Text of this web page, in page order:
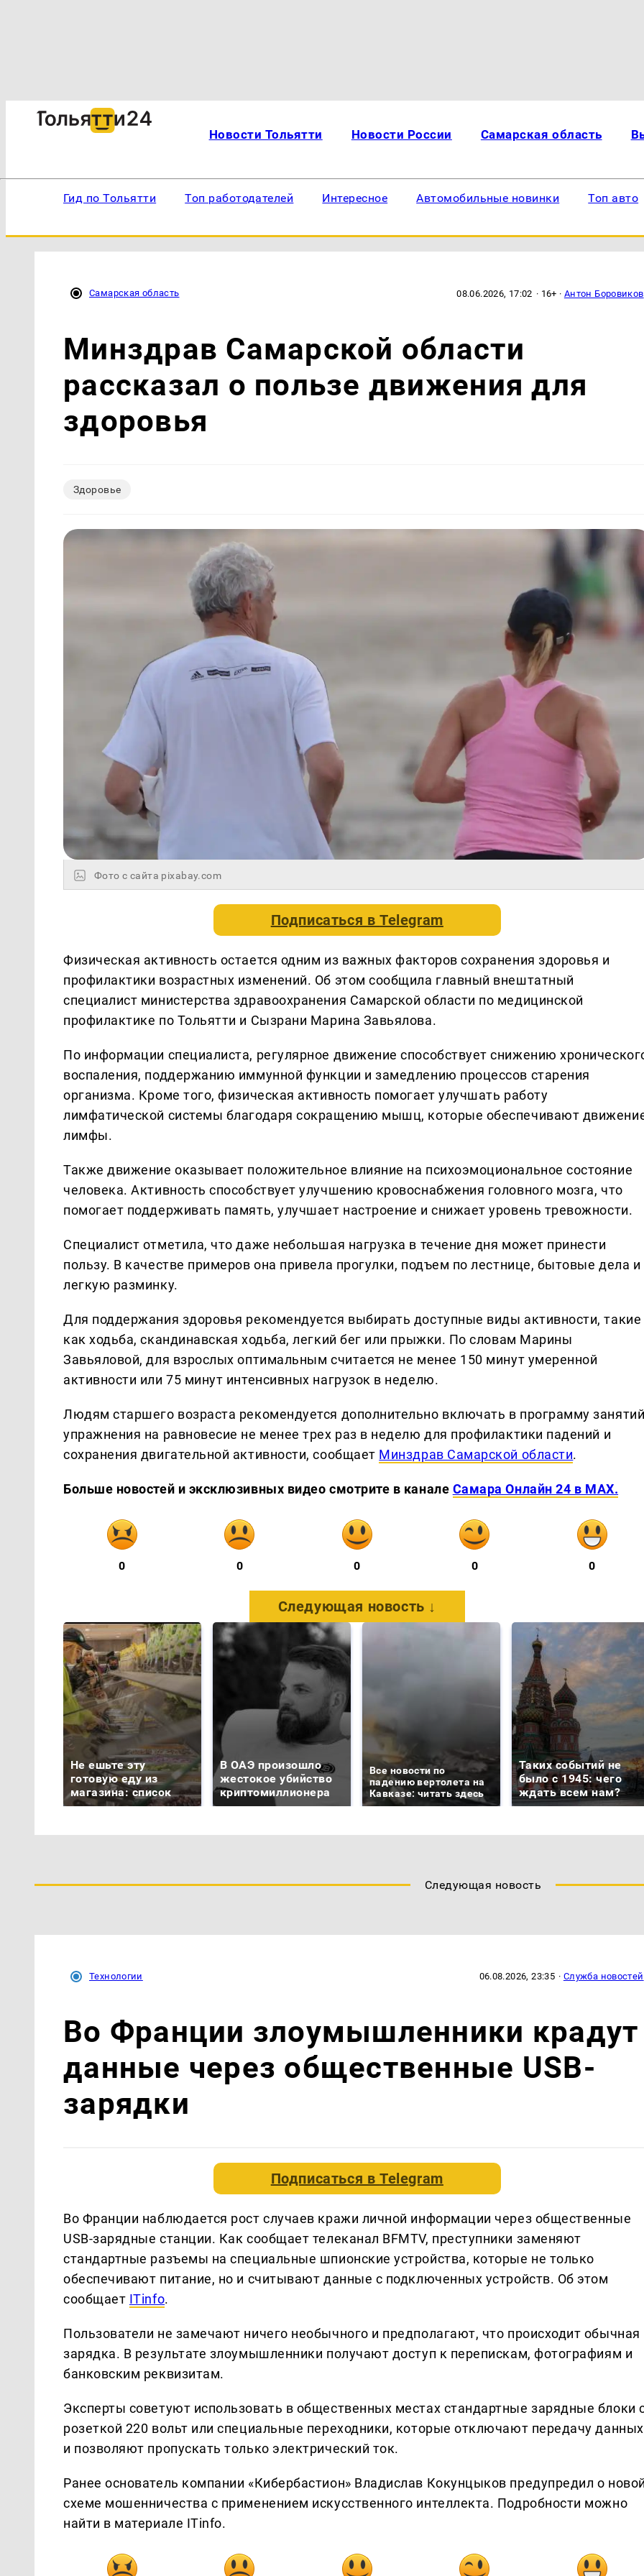
Новости Тольятти Новости России Самарская область
Гид по Тольятти Топ работодателей Интересное Автомобильные новинки Топ авто
Самарская область 08.06.2026, 17:02 · 16+ · Антон Боровиков
Минздрав Самарской области
рассказал о пользе движения для
здоровья
Здоровье
Фото с сайта pixabay.com
Подписаться вTelegram
Физическая активность остается одним из важных факторов сохранения здоровья и
профилактики возрастных изменений. Об этом сообщила главный внештатный
специалист министерства здравоохранения Самарской области по медицинской
профилактике по Тольятти и Сызрани Марина Завьялова.
По информации специалиста, регулярное движение способствует снижению
воспаления, поддержанию иммунной функции и замедлению процессов старения
организма. Кроме того, физическая активность помогает улучшать работу
лимфатической системы благодаря сокращению мышц, которые обеспечивают
лимфы.
Также движение оказывает положительное влияние на психоэмоциональное состояние
человека. Активность способствует улучшению кровоснабжения головного мозга, что
помогает поддерживать память, улучшает настроение и снижает уровень тревожности.
Специалист отметила, что даже небольшая нагрузка в течение дня может принести
пользу. В качестве примеров она привела прогулки, подъем по лестнице, бытовые дела и
легкую разминку.
Для поддержания здоровья рекомендуется выбирать доступные виды активности, такие
как ходьба, скандинавская ходьба, легкий бег или прыжки. По словам Марины
Завьяловой, для взрослых оптимальным считается не менее 150 минут умеренной
активности или 75 минут интенсивных нагрузок в неделю.
Людям старшего возраста рекомендуется дополнительно включать в программу
упражнения на равновесие не менее трех раз в неделю для профилактики падений и
сохранения двигательной активности, сообщает Минздрав Самарской области.
Больше новостей и эксклюзивных видео смотрите в канале Самара Онлайн 24 в MAX.
0 0 0 0 0
Следующая новость ↓
Не ешьте эту
готовую еду из
магазина: список
В ОАЭ произошло
жестокое убийство
криптомиллионера
Все новости по
падению вертолета на
Кавказе: читать здесь
Таких событий не
было с 1945: чего
ждать всем нам?
Следующая новость
Технологии 06.08.2026, 23:35 · Служба новостей
Во Франции злоумышленники крадут
данные через общественные USB-
зарядки
Подписаться вTelegram
Во Франции наблюдается рост случаев кражи личной информации через общественные
USB-зарядные станции. Как сообщает телеканал BFMTV, преступники заменяют
стандартные разъемы на специальные шпионские устройства, которые не только
обеспечивают питание, но и считывают данные с подключенных устройств. Об этом
сообщает ITinfo.
Пользователи не замечают ничего необычного и предполагают, что происходит обычная
зарядка. В результате злоумышленники получают доступ к перепискам, фотографиям и
банковским реквизитам.
Эксперты советуют использовать в общественных местах стандартные зарядные блоки
розеткой 220 вольт или специальные переходники, которые отключают передачу данных
и позволяют пропускать только электрический ток.
Ранее основатель компании «Кибербастион» Владислав Кокунцыков предупредил о
схеме мошенничества с применением искусственного интеллекта. Подробности можно
найти в материале ITinfo.